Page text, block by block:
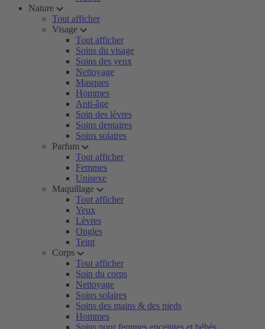
Nature
Tout afficher
Visage
Tout afficher
Soins du visage
Soins des yeux
Nettoyage
Masques
Hommes
Anti-âge
Soin des lèvres
Soins dentaires
Soins solaires
Parfum
Tout afficher
Femmes
Unisexe
Maquillage
Tout afficher
Yeux
Lèvres
Ongles
Teint
Corps
Tout afficher
Soin du corps
Nettoyage
Soins solaires
Soins des mains & des pieds
Hommes
Soins pour femmes enceintes et bébés